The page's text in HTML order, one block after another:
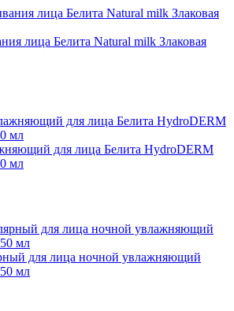
лица Белита Natural milk Злаковая
для лица Белита HydroDERM
мл
для лица ночной увлажняющий
мл